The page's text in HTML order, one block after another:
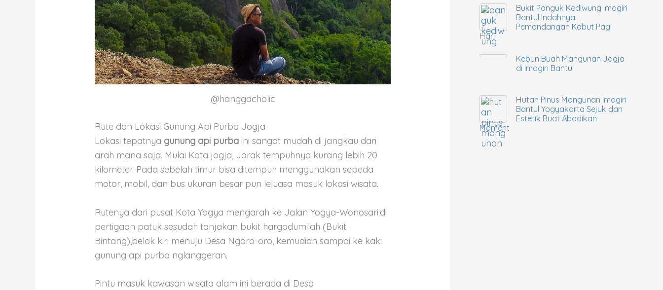
@hanggacholic
Rute dan Lokasi Gunung Api Purba Jogja
Lokasi tepatnya gunung api purba ini sangat mudah di jangkau dari
arah mana saja. Mulai Kota jogja, Jarak tempuhnya kurang lebih 20
kilometer. Pada sebelah timur bisa ditempuh menggunakan sepeda
motor, mobil, dan bus ukuran besar pun leluasa masuk lokasi wisata.
Rutenya dari pusat Kota Yogya mengarah ke Jalan Yogya-Wonosari.di
pertigaan patuk sesudah tanjakan bukit hargodumilah (Bukit
Bintang),belok kiri menuju Desa Ngoro-oro, kemudian sampai ke kaki
gunung api purba nglanggeran.
Pintu masuk kawasan wisata alam ini berada di Desa
Bukit Panguk Kediwung Imogiri
Bantul Indahnya
Pemandangan Kabut Pagi
Hari
Kebun Buah Mangunan Jogja
di Imogiri Bantul
Hutan Pinus Mangunan Imogiri
Bantul Yogyakarta Sejuk dan
Estetik Buat Abadikan
Moment